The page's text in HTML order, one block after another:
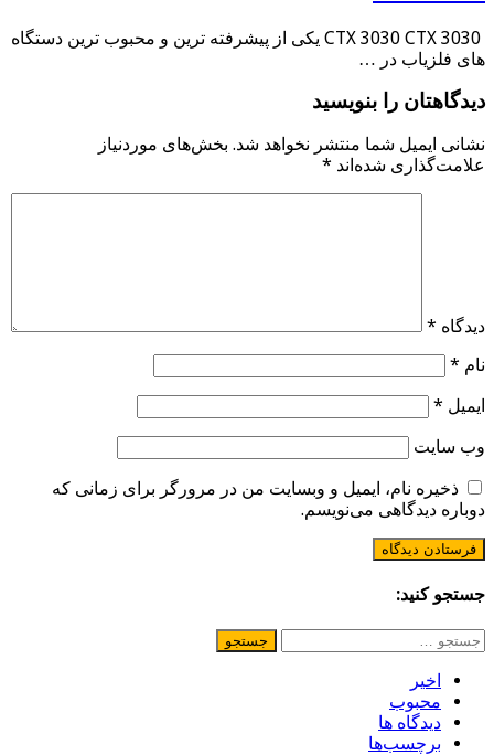
CTX 3030 CTX 3030 یکی از پیشرفته ترین و محبوب ترین دستگاه
های فلزیاب در …
دیدگاهتان را بنویسید
نشانی ایمیل شما منتشر نخواهد شد. بخش‌های موردنیاز
علامت‌گذاری شده‌اند *
دیدگاه *
نام *
ایمیل *
وب‌ سایت
ذخیره نام، ایمیل و وبسایت من در مرورگر برای زمانی که
دوباره دیدگاهی می‌نویسم.
جستجو کنید:
جستجو
برای:
اخیر
محبوب
دیدگاه ها
برچسب‌ها